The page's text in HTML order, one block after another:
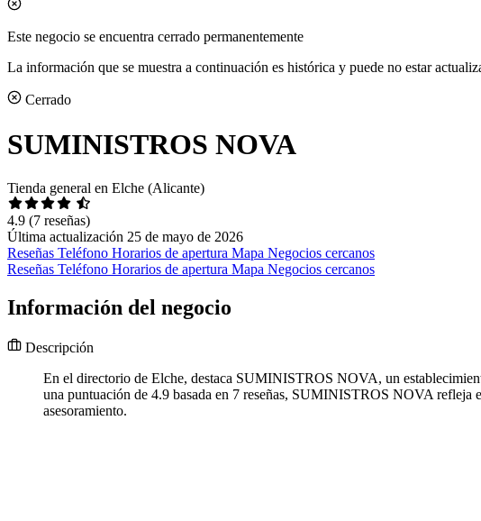
Este negocio se encuentra cerrado permanentemente
La información que se muestra a continuación es histórica y puede no estar
Cerrado
SUMINISTROS NOVA
Tienda general en Elche (Alicante)
4.9 (7 reseñas)
Última actualización 25 de mayo de 2026
Reseñas Teléfono Horarios de apertura Mapa Negocios cercanos
Reseñas Teléfono Horarios de apertura Mapa Negocios cercanos
Información del negocio
Descripción
En el directorio de Elche, destaca SUMINISTROS NOVA, un
una puntuación de 4.9 basada en 7 reseñas, SUMINISTROS NOVA
asesoramiento.